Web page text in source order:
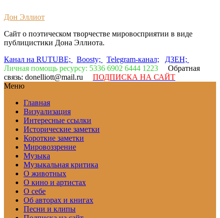
Дон Эллиот
Сайт о поэтическом творчестве мировосприятии в виде
публицистики Дона Эллиота.
Канал на RUTUBE;
Boosty; Telegram-канал;
ДЗЕН;
Личная помощь ресурсу: 5336 6902 6444 1223
Обратная
связь: donelliott@mail.ru ПОДПИСКА НА САЙТ
Меню
Главная
Визуализация
Интересные ссылки
Исторические заметки
Короткие заметки
Мировоззрение
Музыка
Музыкальная критика
О животных
О кино и артистах
О себе
Об авторах и книгах
Песни и клипы